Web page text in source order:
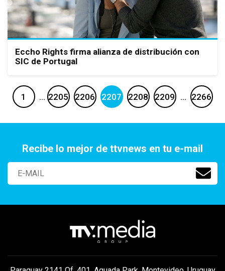
Eccho Rights firma alianza de distribución con
SIC de Portugal
1 … 2205 2206 2207 2208 2209 … 2266
Recibe lo mejor de ttvnews en tu e-mail